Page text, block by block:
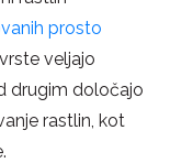
prosto
veljajo
drugim določajo
rastlin, kot